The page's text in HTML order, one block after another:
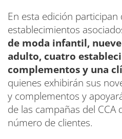
En esta edición participan
establecimientos
de moda infantil,
adulto, cuatro
complementos y una
quienes exhibirán sus
y complementos y
de las campañas del
número de clientes.